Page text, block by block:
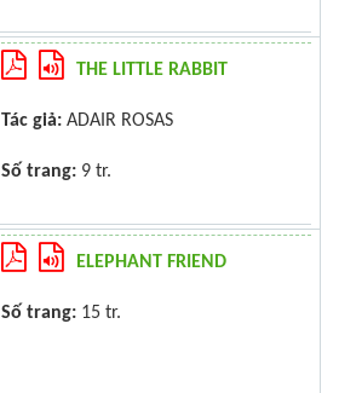
THE LITTLE RABBIT
Tác giả: ADAIR ROSAS
Số trang: 9 tr.
ELEPHANT FRIEND
Số trang: 15 tr.